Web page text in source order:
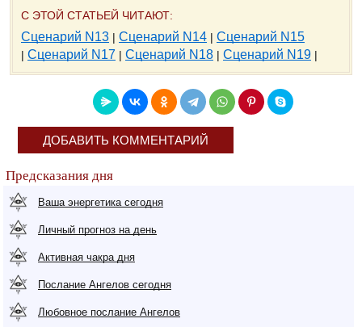
С ЭТОЙ СТАТЬЕЙ ЧИТАЮТ:
Сценарий N13 | Сценарий N14 | Сценарий N15
| Сценарий N17 | Сценарий N18 | Сценарий N19 |
ДОБАВИТЬ КОММЕНТАРИЙ
Предсказания дня
Ваша энергетика сегодня
Личный прогноз на день
Активная чакра дня
Послание Ангелов сегодня
Любовное послание Ангелов